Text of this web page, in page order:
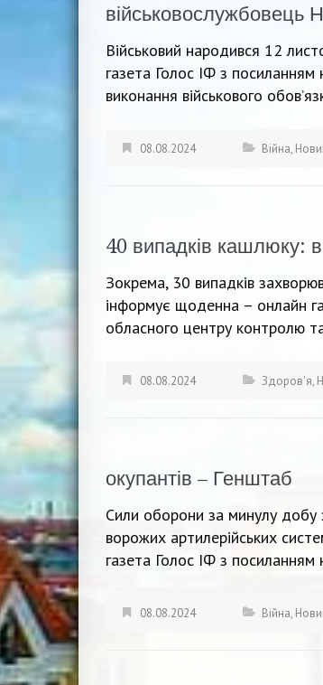
військовослужбовець
Військовий народився 12
газета Голос ІФ з
виконання військового
08.08.2024 Війна,
40 випадків кашлюку:
Зокрема, 30 випадків
інформує щоденна – онлайн
обласного центру контролю
08.08.2024 Здоров'я,
окупантів – Генштаб
Сили оборони за минулу добу
ворожих артилерійських
газета Голос ІФ з
08.08.2024 Війна,